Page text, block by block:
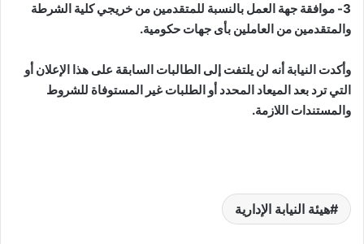
3- موافقة جهة العمل بالنسبة للمتقدمين من خريجي كلية الشرطة
والمتقدمين من العاملين بأى جهات حكومية.
وأكدت النيابة أنه لن يلتفت إلى الطالبات السابقة على هذا الإعلان أو
التي ترد بعد الميعاد المحدد أو الطلبات غير المستوفاة للشروط
والمستندات اللازمة.
هيئة النيابة الإدارية